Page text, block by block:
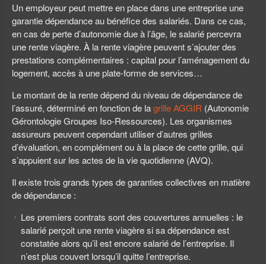
Un employeur peut mettre en place dans une entreprise une
garantie dépendance au bénéfice des salariés. Dans ce cas,
en cas de perte d’autonomie due à l’âge, le salarié percevra
une rente viagère. À la rente viagère peuvent s’ajouter des
prestations complémentaires : capital pour l’aménagement du
logement, accès à une plate-forme de services…
Le montant de la rente dépend du niveau de dépendance de
l’assuré, déterminé en fonction de lagrille AGGIR (Autonomie
Gérontologie Groupes Iso-Ressources). Les organismes
assureurs peuvent cependant utiliser d’autres grilles
d’évaluation, en complément ou à la place de cette grille, qui
s’appuient sur les actes de la vie quotidienne (AVQ).
Il existe trois grands types de garanties collectives en matière
de dépendance :
Les premiers contrats sont des couvertures annuelles : le
salarié perçoit une rente viagère si sa dépendance est
constatée alors qu’il est encore salarié de l’entreprise. Il
n’est plus couvert lorsqu’il quitte l’entreprise.